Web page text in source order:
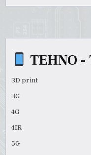
TEHNO -
3D print
3G
4G
4IR
5G